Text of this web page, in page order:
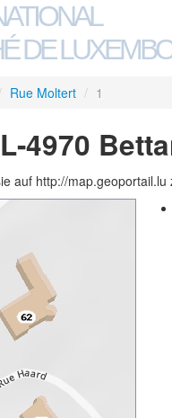
DE
Rue Moltert / 1
4970
auf http://map.geoportail.lu